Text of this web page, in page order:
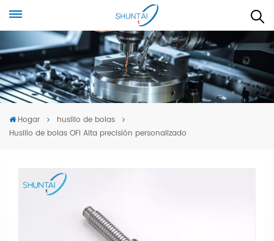
Hogar
husillo de bolas
Husillo de bolas OFI Alta precisión personalizado